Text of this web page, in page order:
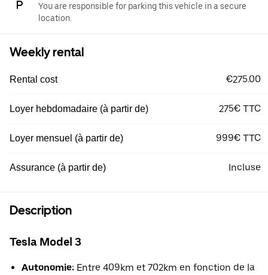
You are responsible for parking this vehicle in a secure
location.
Weekly rental
Rental cost €275.00
Loyer hebdomadaire (à partir de) 275€ TTC
Loyer mensuel (à partir de) 999€ TTC
Assurance (à partir de) Incluse
Description
Tesla Model 3
Autonomie: Entre 409km et 702km en fonction de la